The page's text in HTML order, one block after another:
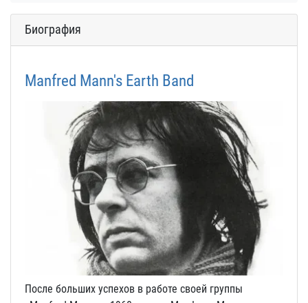
Биография
Manfred Mann's Earth Band
После больших успехов в работе своей группы